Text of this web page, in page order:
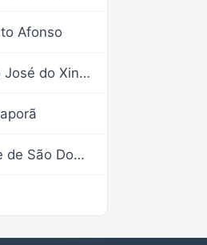
Afonso
São José do Xingu
Vale de São Domingos